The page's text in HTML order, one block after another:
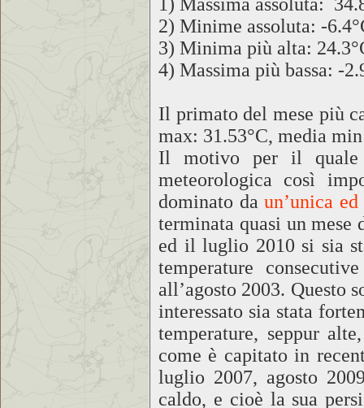
2) Minime assoluta: -
3) Minima più alta:
4) Massima più bassa: -
Il primato del mese più
max: 31.53°C, media
Il motivo per il quale
meteorologica così
dominato daun’unica
terminata quasi un
ed il luglio 2010 si sia
temperature
all’agosto 2003. Questo
interessato sia stata
temperature, seppur
come è capitato in
luglio 2007, agosto
caldo, e cioè la sua